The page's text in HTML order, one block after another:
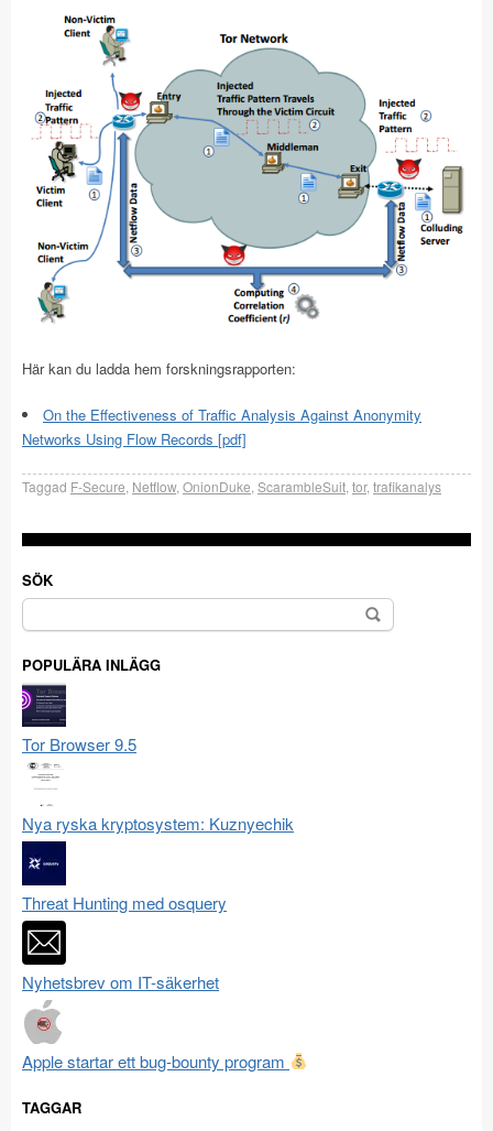
Här kan du ladda hem forskningsrapporten:
On the Effectiveness of Traffic Analysis Against Anonymity
Networks Using Flow Records [pdf]
Taggad F-Secure Netflow, OnionDuke ScarambleSuit tor, trafikanalys
SÖK
Sök
efter:
POPULÄRA INLÄGG
Tor Browser 9.5
Nya ryska kryptosystem: Kuznyechik
Threat Hunting med osquery
Nyhetsbrev om IT-säkerhet
Apple startar ett bug-bounty program
TAGGAR